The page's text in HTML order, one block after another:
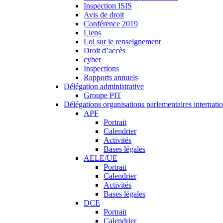
Inspection ISIS
Avis de droit
Conférence 2019
Liens
Loi sur le renseignement
Droit d’accès
cyber
Inspections
Rapports annuels
Délégation administrative
Groupe PIT
Délégations organisations parlementaires
APF
Portrait
Calendrier
Activités
Bases légales
AELE/UE
Portrait
Calendrier
Activités
Bases légales
DCE
Portrait
Calendrier